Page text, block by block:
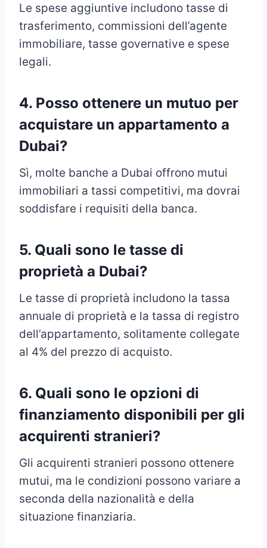
Le spese aggiuntive includono tasse di
trasferimento, commissioni dell’agente
immobiliare, tasse governative e spese
legali.
4. Posso ottenere un mutuo per
acquistare un appartamento a
Dubai?
Sì, molte banche a Dubai offrono mutui
immobiliari a tassi competitivi, ma dovrai
soddisfare i requisiti della banca.
5. Quali sono le tasse di
proprietà a Dubai?
Le tasse di proprietà includono la tassa
annuale di proprietà e la tassa di registro
dell’appartamento, solitamente collegate
al 4% del prezzo di acquisto.
6. Quali sono le opzioni di
finanziamento disponibili per gli
acquirenti stranieri?
Gli acquirenti stranieri possono ottenere
mutui, ma le condizioni possono variare a
seconda della nazionalità e della
situazione finanziaria.